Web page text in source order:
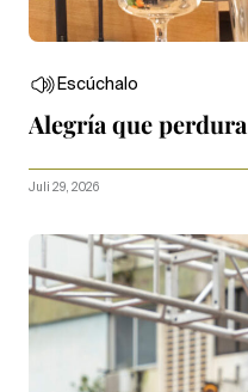
Escúchalo
Alegría que perdura
Juli 29, 2026